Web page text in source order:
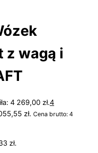
z wagą i
4 269,00 zł.4
zł. Cena brutto: 4
zł.